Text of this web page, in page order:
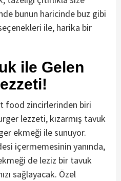
bunun haricinde buz gibi
ile, harika bir
ile Gelen
food zincirlerinden biri
lezzeti, kızarmış tavuk
ekmeği ile sunuyor.
içermemesinin yanında,
de leziz bir tavuk
sağlayacak. Özel